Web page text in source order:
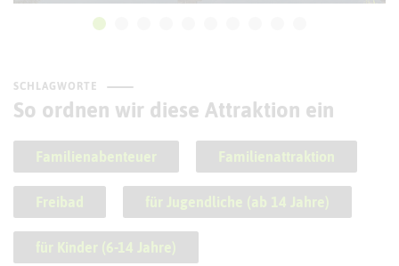
SCHLAGWORTE
So ordnen wir diese Attraktion ein
Familienabenteuer Familienattraktion
Freibad für Jugendliche (ab 14 Jahre)
für Kinder (6-14 Jahre)